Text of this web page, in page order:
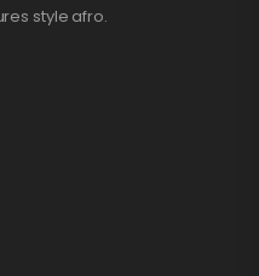
style afro.